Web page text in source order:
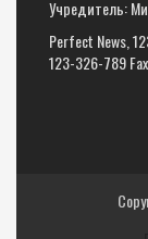
Учредитель:
Perfect News,
123-326-789